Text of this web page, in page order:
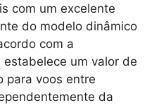
com um excelente
do modelo dinâmico
com a
um valor de
para voos entre
da